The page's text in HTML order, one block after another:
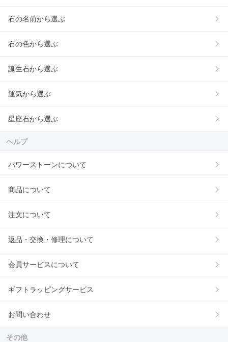
石の名前から選ぶ
石の色から選ぶ
誕生石から選ぶ
運気から選ぶ
星座石から選ぶ
ヘルプ
パワーストーンについて
商品について
注文について
返品・交換・修理について
会員サービスについて
ギフトラッピングサービス
お問い合わせ
その他